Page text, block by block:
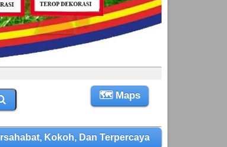
🗺 Maps
Kokoh, Dan Terpercaya